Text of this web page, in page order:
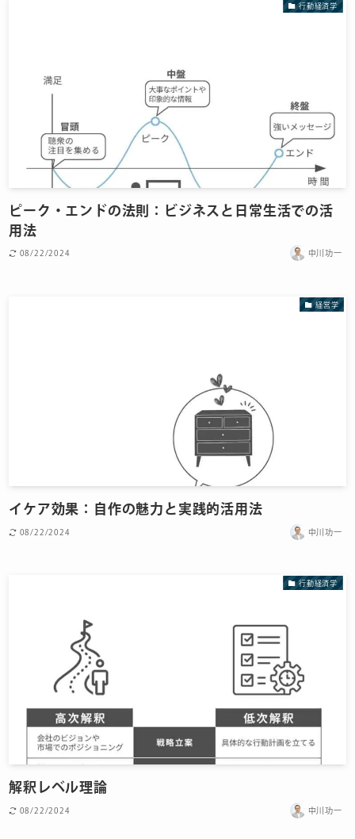
行動経済学
ピーク・エンドの法則：ビジネスと日常生活での活
用法
08/22/2024 中川功一
経営学
イケア効果：自作の魅力と実践的活用法
08/22/2024 中川功一
行動経済学
解釈レベル理論
08/22/2024 中川功一